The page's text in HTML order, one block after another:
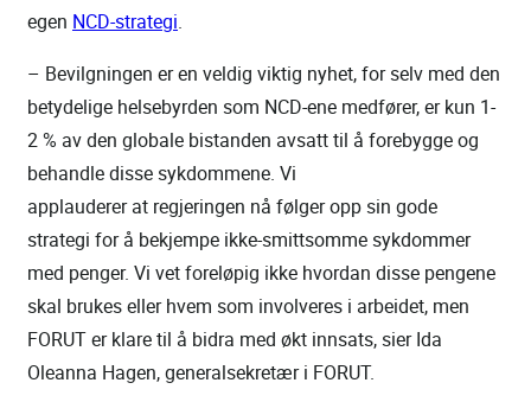
egen NCD-strategi.
– Bevilgningen er en veldig viktig nyhet, for selv med den
betydelige helsebyrden som NCD-ene medfører, er kun 1-
2 % av den globale bistanden avsatt til å forebygge og
behandle disse sykdommene. Vi
applauderer at regjeringen nå følger opp sin gode
strategi for å bekjempe ikke-smittsomme sykdommer
med penger. Vi vet foreløpig ikke hvordan disse pengene
skal brukes eller hvem som involveres i arbeidet, men
FORUT er klare til å bidra med økt innsats, sier Ida
Oleanna Hagen, generalsekretær i FORUT.